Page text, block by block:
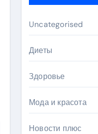
Uncategorised
Диеты
Здоровье
Мода и красота
Новости плюс